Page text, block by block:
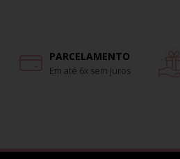
PARCELAMENTO
Em até 6x sem juros